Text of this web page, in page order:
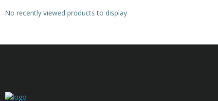
No recently viewed products to display